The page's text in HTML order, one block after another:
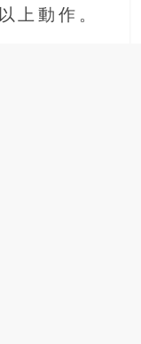
上動作。